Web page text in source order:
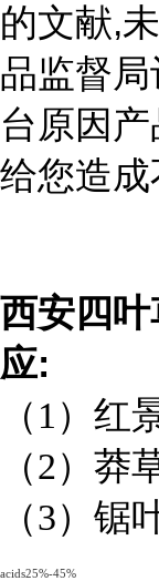
的文献,
品监督
台原因
给您造成
西安四
应:
（1）红
（2）莽
（3）锯
acids25%-45%